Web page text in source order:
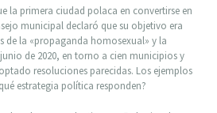
la primera ciudad polaca en convertirse en
municipal declaró que su objetivo era
de la «propaganda homosexual» y la
de 2020, en torno a cien municipios y
resoluciones parecidas. Los ejemplos
estrategia política responden?